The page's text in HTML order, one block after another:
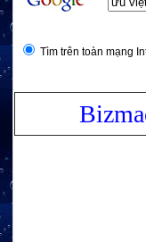
Tìm trên toàn mạng